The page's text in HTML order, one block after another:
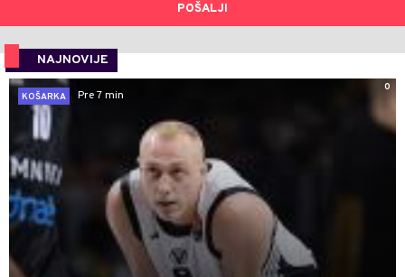
POŠALJI
NAJNOVIJE
0
KOŠARKA
Pre 7 min